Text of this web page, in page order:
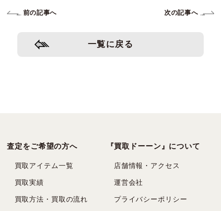
前の記事へ 次の記事へ
一覧に戻る
査定をご希望の方へ
買取アイテム一覧
買取実績
買取方法・買取の流れ
『買取ドーーン』について
店舗情報・アクセス
運営会社
プライバシーポリシー